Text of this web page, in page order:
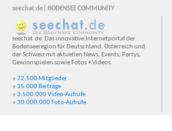
seechat.de| BODENSEE COMMUNITY
seechat.de: Das innovative Internetportal der
Bodenseeregion für Deutschland, Österreich und
der Schweiz mit aktuellen News, Events, Partys,
Gewinnspielen sowie Fotos + Videos.
» 22.500 Mitglieder
» 35.000 Beiträge
» 3.500.000 Video-Aufrufe
» 30.000.000 Foto-Aufrufe